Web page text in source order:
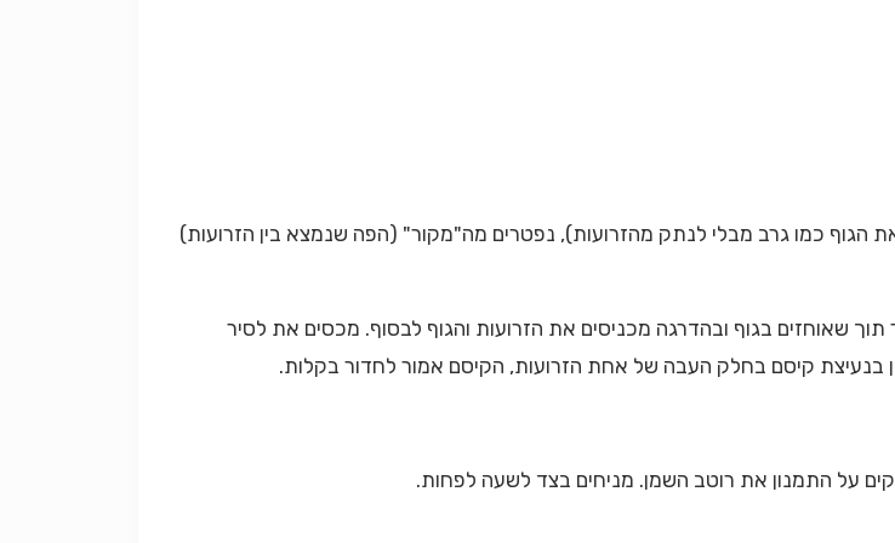
הגוף כמו גרב מבלי לנתק מהזרועות), נפטרים מה"מקור" (הפה שנמצא בין הזרועות)
שאוחזים בגוף ובהדרגה מכניסים את הזרועות והגוף לבסוף. מכסים את לסיר